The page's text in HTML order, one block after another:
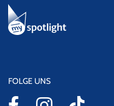
FOLGE UNS